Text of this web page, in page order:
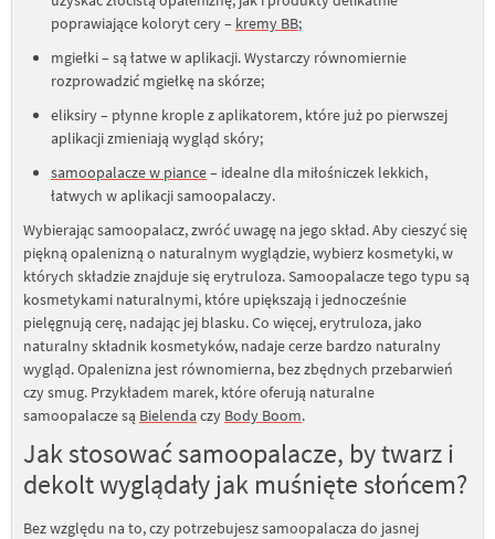
poprawiające koloryt cery – kremy BB;
mgiełki – są łatwe w aplikacji. Wystarczy równomiernie
rozprowadzić mgiełkę na skórze;
eliksiry – płynne krople z aplikatorem, które już po pierwszej
aplikacji zmieniają wygląd skóry;
samoopalacze w piance– idealne dla miłośniczek lekkich,
łatwych w aplikacji samoopalaczy.
Wybierając samoopalacz, zwróć uwagę na jego skład. Aby cieszyć się
piękną opalenizną o naturalnym wyglądzie, wybierz kosmetyki, w
których składzie znajduje się erytruloza. Samoopalacze tego typu są
kosmetykami naturalnymi, które upiększają i jednocześnie
pielęgnują cerę, nadając jej blasku. Co więcej, erytruloza, jako
naturalny składnik kosmetyków, nadaje cerze bardzo naturalny
wygląd. Opalenizna jest równomierna, bez zbędnych przebarwień
czy smug. Przykładem marek, które oferują naturalne
samoopalacze są Bielenda czy Body Boom.
Jak stosować samoopalacze, by twarz i
dekolt wyglądały jak muśnięte słońcem?
Bez względu na to, czy potrzebujesz samoopalacza do jasnej